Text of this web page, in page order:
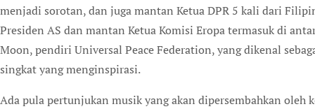
menjadi sorotan, dan juga mantan Ketua DPR 5 kali dari
Presiden AS dan mantan Ketua Komisi Eropa termasuk di
Moon, pendiri Universal Peace Federation, yang dikenal
singkat yang menginspirasi.
Ada pula pertunjukan musik yang akan dipersembahkan